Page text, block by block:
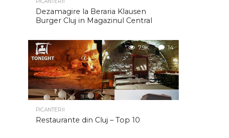
Dezamagire la Beraria Klausen
Burger Cluj in Magazinul Central
7.9K 14
PICANTERII
Restaurante din Cluj – Top 10